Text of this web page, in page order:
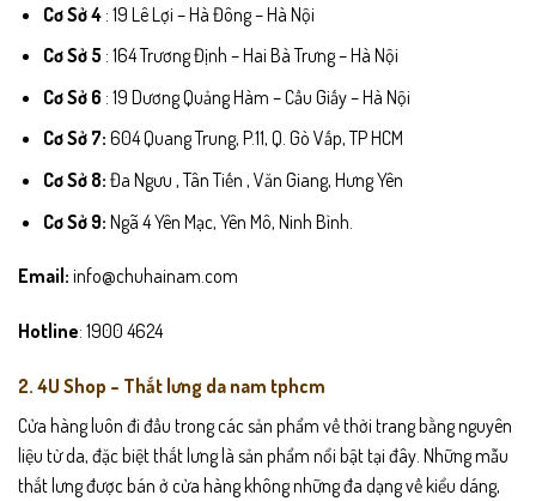
Cơ Sở 4: 19 Lê Lợi – Hà Đông – Hà Nội
Cơ Sở 5 : 164 Trương Định – Hai Bà Trưng – Hà Nội
Cơ Sở 6 : 19 Dương Quảng Hàm – Cầu Giấy – Hà Nội
Cơ Sở 7: 604 Quang Trung, P.11, Q. Gò Vấp, TP HCM
Cơ Sở 8: Đa Ngưu , Tân Tiến , Văn Giang, Hưng Yên
Cơ Sở 9: Ngã 4 Yên Mạc, Yên Mô, Ninh Bình.
Email: info@chuhainam.com
Hotline: 1900 4624
2. 4U Shop – Thắt lưng da nam tphcm
Cửa hàng luôn đi đầu trong các sản phẩm về thời trang bằng nguyên
liệu từ da, đặc biệt thắt lưng là sản phẩm nổi bật tại đây. Những mẫu
thắt lưng được bán ở cửa hàng không những đa dạng về kiểu dáng,